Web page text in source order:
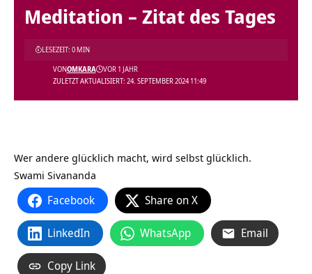
Meditation – Zitat des Tages
ZULETZT AKTUALISIERT: 24. SEPTEMBER 2024 11:49
VONOMKARA VOR 1 JAHR
LESEZEIT: 0 MIN
Wer andere glücklich macht, wird selbst glücklich.
Swami Sivananda
Facebook Share on X
LinkedIn WhatsApp Email
Copy Link